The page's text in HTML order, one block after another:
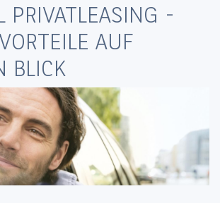
Privatleasing
PRIVATLEASING -
AUF
BLICK